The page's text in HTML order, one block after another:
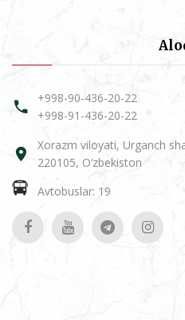
+998-90-436-20-22
+998-91-436-20-22
Xorazm viloyati, Urganch
220105, O‘zbekiston
Avtobuslar: 19